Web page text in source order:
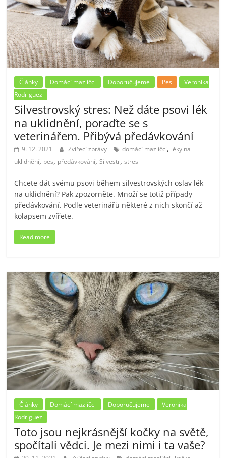
Články Domácí mazlíčci Doporučujeme Pes
Veronika
Rodriguez
Silvestrovský stres: Než dáte psovi lék
na uklidnění, poraďte se s
veterinářem. Přibývá předávkování
9. 12. 2021 Zvířecí zprávy domácí mazlíčci, léky na
uklidnění, pes, předávkování,Silvestr,stres
Chcete dát svému psovi během silvestrovských oslav lék
na uklidnění? Pak zpozorněte. Množí se totiž případy
předávkování. Podle veterinářů některé z nich skončí až
kolapsem zvířete.
Read more
Články Domácí mazlíčci Doporučujeme
Veronika
Rodriguez
Toto jsou nejkrásnější kočky na světě,
spočítali vědci. Je mezi nimi i ta vaše?